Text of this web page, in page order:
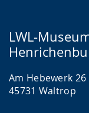
LWL-
Am Hebewerk 26
45731 Waltrop